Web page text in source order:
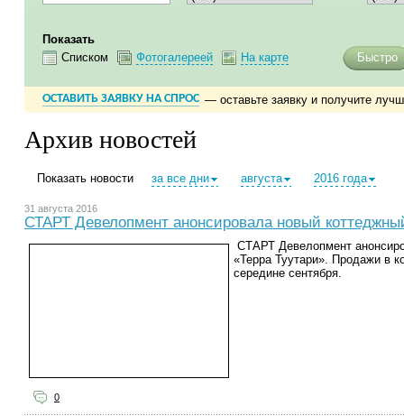
Показать
Списком
Фотогалереей На карте Быстро
ОСТАВИТЬ ЗАЯВКУ НА СПРОС — оставьте заявку и получите
Архив новостей
Показать новости за все дни августа 2016 года
31 августа 2016
СТАРТ Девелопмент анонсировала новый
СТАРТ Девелопмент
«Терра Туутари». Продажи в
середине сентября.
0